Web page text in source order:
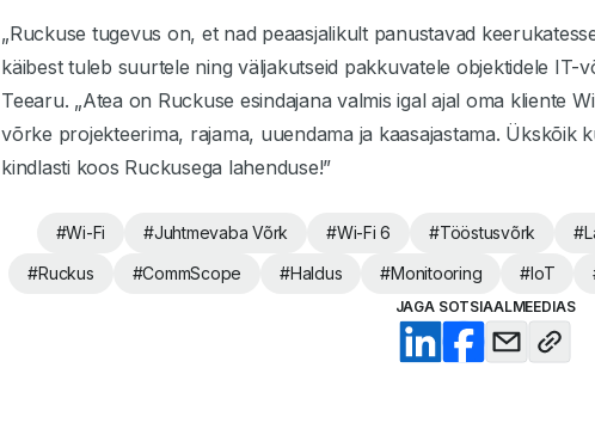
„Ruckuse tugevus on, et nad peaasjalikult panustavad
käibest tuleb suurtele ning väljakutseid pakkuvatele objektidele IT-
Teearu. „Atea on Ruckuse esindajana valmis igal ajal oma kliente
võrke projekteerima, rajama, uuendama ja kaasajastama. Ükskõik
kindlasti koos Ruckusega lahenduse!”
#Wi-Fi #Juhtmevaba Võrk #Wi-Fi 6 #Tööstusvõrk #
#Ruckus #CommScope #Haldus #Monitooring #IoT
JAGA SOTSIAALMEEDIAS